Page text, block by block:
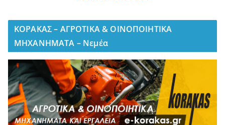
ΚΟΡΑΚΑΣ – ΑΓΡΟΤΙΚΑ & ΟΙΝΟΠΟΙΗΤΙΚΑ
ΜΗΧΑΝΗΜΑΤΑ – Νεμέα